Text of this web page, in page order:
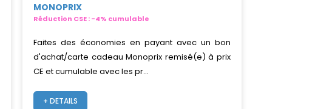
MONOPRIX
Réduction CSE : -4% cumulable
Faites des économies en payant avec un bon
d'achat/carte cadeau Monoprix remisé(e) à prix
CE et cumulable avec les pr...
+ DETAILS